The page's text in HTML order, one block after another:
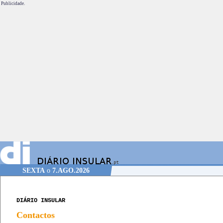
Publicidade.
SEXTA o 7.AGO.2026
DIÁRIO INSULAR
Contactos